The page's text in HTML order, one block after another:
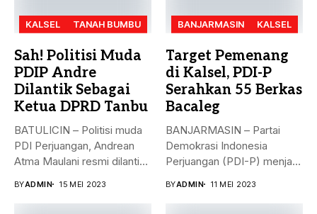
KALSEL TANAH BUMBU
Sah! Politisi Muda
PDIP Andre
Dilantik Sebagai
Ketua DPRD Tanbu
BATULICIN – Politisi muda
PDI Perjuangan, Andrean
Atma Maulani resmi dilantik
BYADMIN 15 MEI 2023
BANJARMASIN KALSEL
Target Pemenang
di Kalsel, PDI-P
Serahkan 55 Berkas
Bacaleg
BANJARMASIN – Partai
Demokrasi Indonesia
Perjuangan (PDI-P) menjadi
BYADMIN 11 MEI 2023